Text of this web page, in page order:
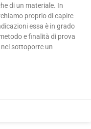
di un materiale. In
proprio di capire
essa è in grado
e finalità di prova
sottoporre un